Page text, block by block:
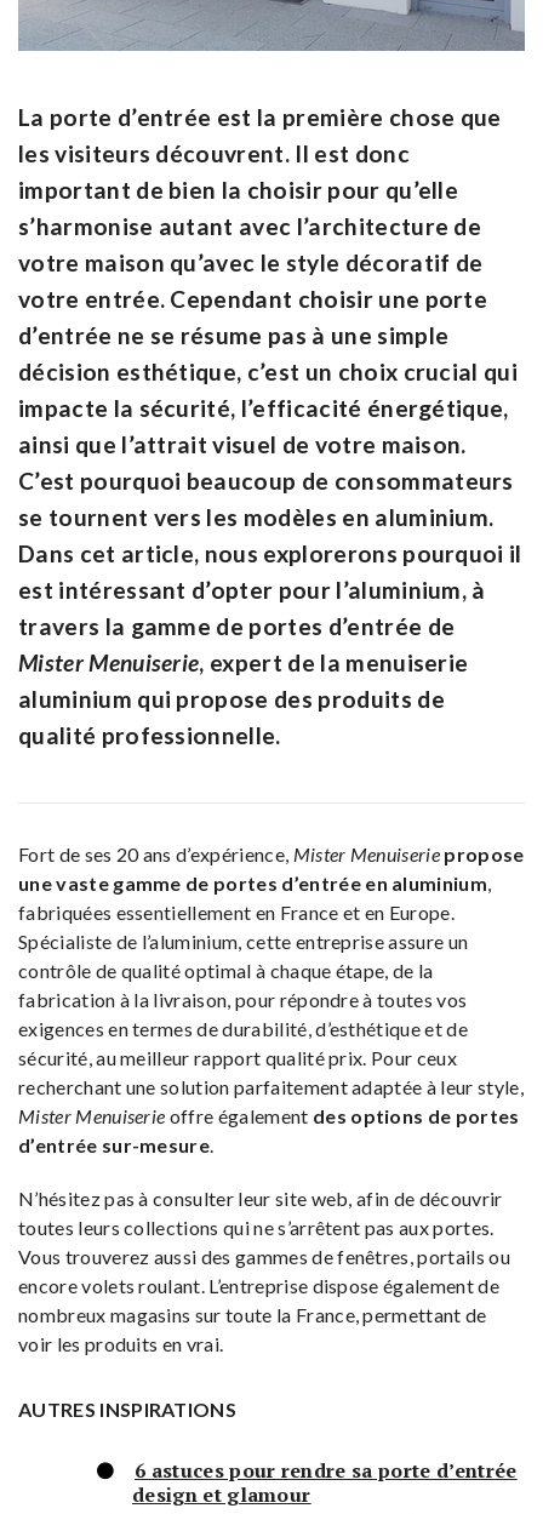
La porte d’entrée est la première chose que
les visiteurs découvrent. Il est donc
important de bien la choisir pour qu’elle
s’harmonise autant avec l’architecture de
votre maison qu’avec le style décoratif de
votre entrée. Cependant choisir une porte
d’entrée ne se résume pas à une simple
décision esthétique, c’est un choix crucial qui
impacte la sécurité, l’efficacité énergétique,
ainsi que l’attrait visuel de votre maison.
C’est pourquoi beaucoup de consommateurs
se tournent vers les modèles en aluminium.
Dans cet article, nous explorerons pourquoi il
est intéressant d’opter pour l’aluminium, à
travers la gamme de portes d’entrée de
Mister Menuiserie, expert de la menuiserie
aluminium qui propose des produits de
qualité professionnelle.
Fort de ses 20 ans d’expérience, Mister Menuiserie propose
une vaste gamme de portes d’entrée en aluminium,
fabriquées essentiellement en France et en Europe.
Spécialiste de l’aluminium, cette entreprise assure un
contrôle de qualité optimal à chaque étape, de la
fabrication à la livraison, pour répondre à toutes vos
exigences en termes de durabilité, d’esthétique et de
sécurité, au meilleur rapport qualité prix. Pour ceux
recherchant une solution parfaitement adaptée à leur style,
Mister Menuiserie offre également des options de portes
d’entrée sur-mesure.
N’hésitez pas à consulter leur site web, afin de découvrir
toutes leurs collections qui ne s’arrêtent pas aux portes.
Vous trouverez aussi des gammes de fenêtres, portails ou
encore volets roulant. L’entreprise dispose également de
nombreux magasins sur toute la France, permettant de
voir les produits en vrai.
AUTRES INSPIRATIONS
6 astuces pour rendre sa porte d’entrée
design et glamour